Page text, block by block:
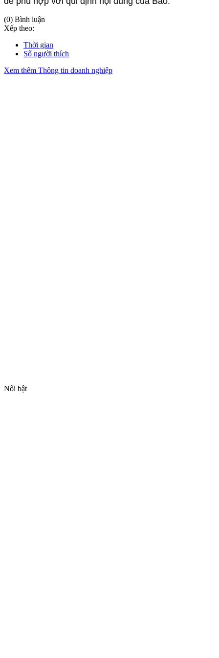
(0) Bình luận
Xếp theo:
Thời gian
Số người thích
Xem thêm Thông tin doanh nghiệp
Nổi bật